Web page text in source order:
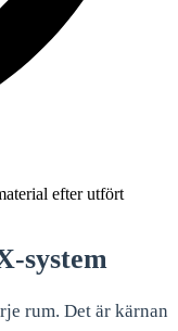
efter utfört
system
rum. Det är kärnan